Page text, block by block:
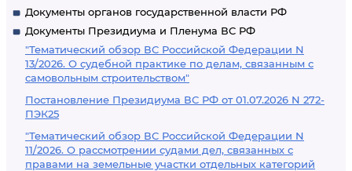
Документы органов государственной власти РФ
Документы Президиума и Пленума ВС РФ
"Тематический обзор ВС Российской Федерации N
13/2026. О судебной практике по делам, связанным с
самовольным строительством"
Постановление Президиума ВС РФ от 01.07.2026 N 272-
ПЭК25
"Тематический обзор ВС Российской Федерации N
11/2026. О рассмотрении судами дел, связанных с
правами на земельные участки отдельных категорий